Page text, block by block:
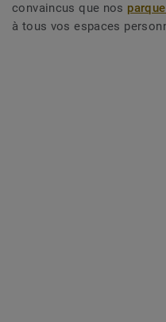
convaincus que nos
à tous vos espaces